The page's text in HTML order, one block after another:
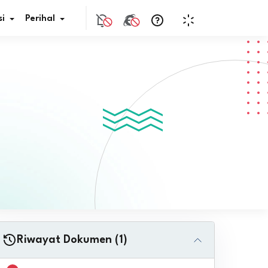
JDIH
Perihal
Riwayat Dokumen (1)